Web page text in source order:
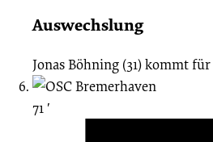
Auswechslung
Jonas Böhning (31)kommt für
71 ′